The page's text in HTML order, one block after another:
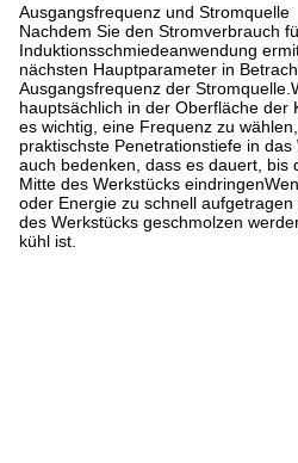
Ausgangsfrequenz und Stromquelle
Nachdem Sie den Stromverbrauch
Induktionsschmiedeanwendung
nächsten Hauptparameter in
Ausgangsfrequenz der
hauptsächlich in der Oberfläche der
es wichtig, eine Frequenz zu
praktischste Penetrationstiefe in
auch bedenken, dass es dauert, bis
Mitte des Werkstücks
oder Energie zu schnell
des Werkstücks geschmolzen
kühl ist.